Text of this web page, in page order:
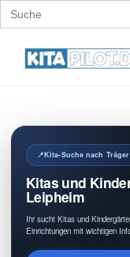
Search
for:
Kita-Suche nach Träger
Kitas und
Leipheim
Ihr sucht Kitas und
Einrichtungen mit wichtigen